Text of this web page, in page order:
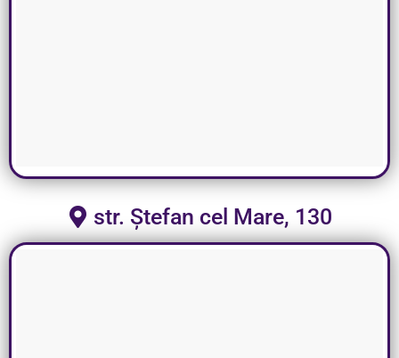
str. Ștefan cel Mare, 130